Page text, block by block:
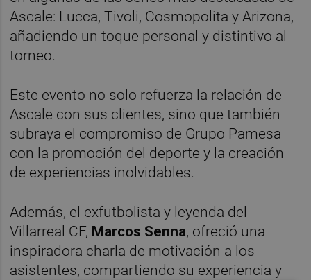
Ascale: Lucca, Tivoli, Cosmopolita y Arizona,
añadiendo un toque personal y distintivo al
torneo.
Este evento no solo refuerza la relación de
Ascale con sus clientes, sino que también
subraya el compromiso de Grupo Pamesa
con la promoción del deporte y la creación
de experiencias inolvidables.
Además, el exfutbolista y leyenda del
Villarreal CF, Marcos Senna, ofreció una
inspiradora charla de motivación a los
asistentes, compartiendo su experiencia y